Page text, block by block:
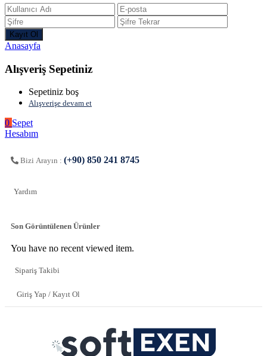
Anasayfa
Alışveriş Sepetiniz
Sepetiniz boş
Alışverişe devam et
0 Sepet
Hesabım
Bizi Arayın : (+90) 850 241 8745
Yardım
Son Görüntülenen Ürünler
You have no recent viewed item.
Sipariş Takibi
Giriş Yap / Kayıt Ol